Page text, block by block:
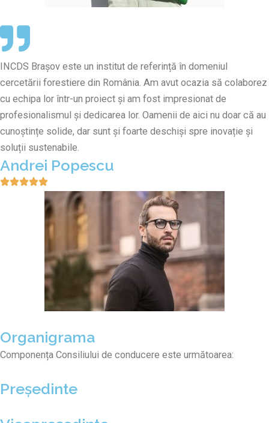
INCDS Brașov este un institut de referință în domeniul
cercetării forestiere din România. Am avut ocazia să colaborez
cu echipa lor într-un proiect și am fost impresionat de
profesionalismul și dedicarea lor. Oamenii de aici nu doar că au
cunoștințe solide, dar sunt și foarte deschiși spre inovație și
soluții sustenabile.
Andrei Popescu
Organigrama
Componența Consiliului de conducere este următoarea:
Președinte